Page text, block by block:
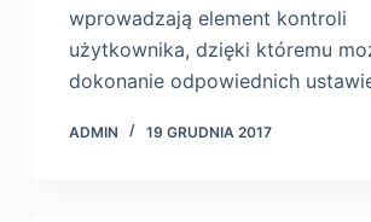
wprowadzają element kontroli
użytkownika, dzięki któremu
dokonanie odpowiednich
ADMIN 19 GRUDNIA 2017